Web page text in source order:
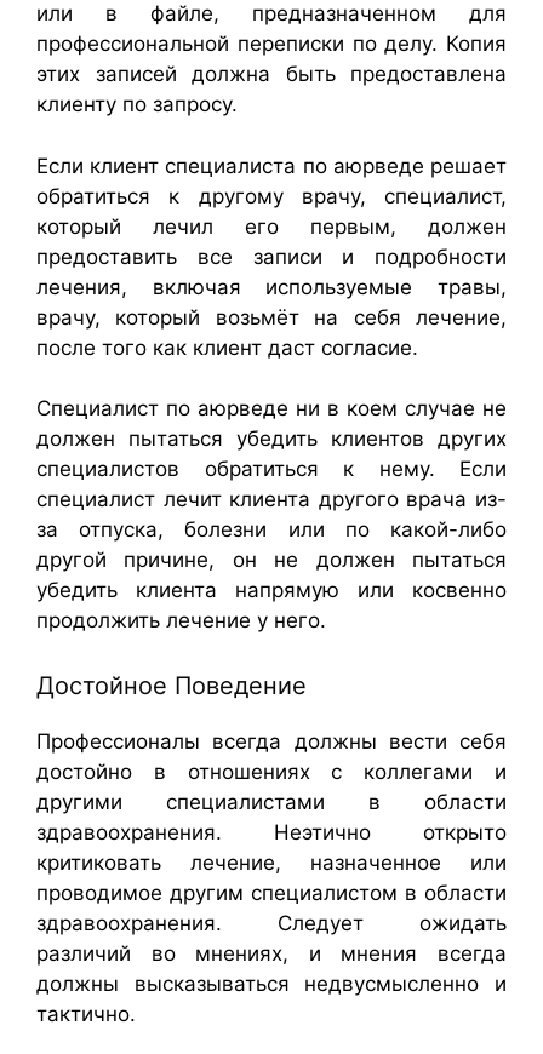
или в файле, предназначенном для
профессиональной переписки по делу. Копия
этих записей должна быть предоставлена
клиенту по запросу.
Если клиент специалиста по аюрведе решает
обратиться к другому врачу, специалист,
который лечил его первым, должен
предоставить все записи и подробности
лечения, включая используемые травы,
врачу, который возьмёт на себя лечение,
после того как клиент даст согласие.
Специалист по аюрведе ни в коем случае не
должен пытаться убедить клиентов других
специалистов обратиться к нему. Если
специалист лечит клиента другого врача из-
за отпуска, болезни или по какой-либо
другой причине, он не должен пытаться
убедить клиента напрямую или косвенно
продолжить лечение у него.
Достойное Поведение
Профессионалы всегда должны вести себя
достойно в отношениях с коллегами и
другими специалистами в области
здравоохранения. Неэтично открыто
критиковать лечение, назначенное или
проводимое другим специалистом в области
здравоохранения. Следует ожидать
различий во мнениях, и мнения всегда
должны высказываться недвусмысленно и
тактично.